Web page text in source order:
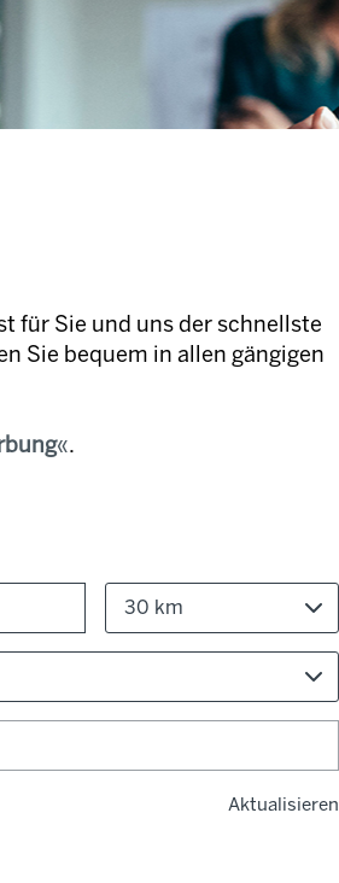
für Sie und uns der schnellste
Sie bequem in allen gängigen
.
30 km
Aktualisieren